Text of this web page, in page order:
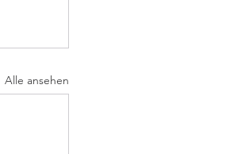
Alle ansehen